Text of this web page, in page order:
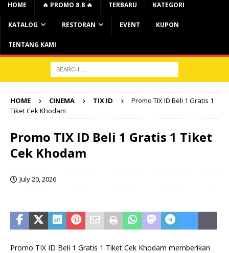
HOME 🔥 PROMO 8.8 🔥 TERBARU KATEGORI
KATALOG RESTORAN EVENT KUPON
TENTANG KAMI
HOME CINEMA TIX ID
Promo TIX ID Beli 1 Gratis 1
Tiket Cek Khodam
Promo TIX ID Beli 1 Gratis 1 Tiket
Cek Khodam
July 20, 2026
Promo TIX ID Beli 1 Gratis 1 Tiket Cek Khodam memberikan